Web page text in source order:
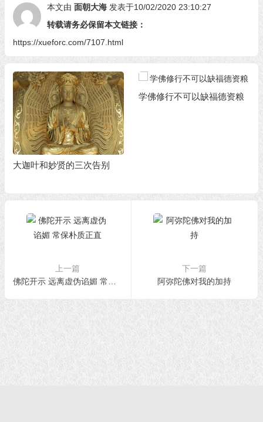
本文由 面朝大海 发表于10/02/2020 23:10:27
转载请务必保留本文链接：
https://xueforc.com/7107.html
大迦叶和妙贤的三次告别
学佛修行不可以缺福德资粮​
上一篇
佛陀开示 远离虚伪谄媚 常保朴质正直
下一篇
阿弥陀佛对我的加持